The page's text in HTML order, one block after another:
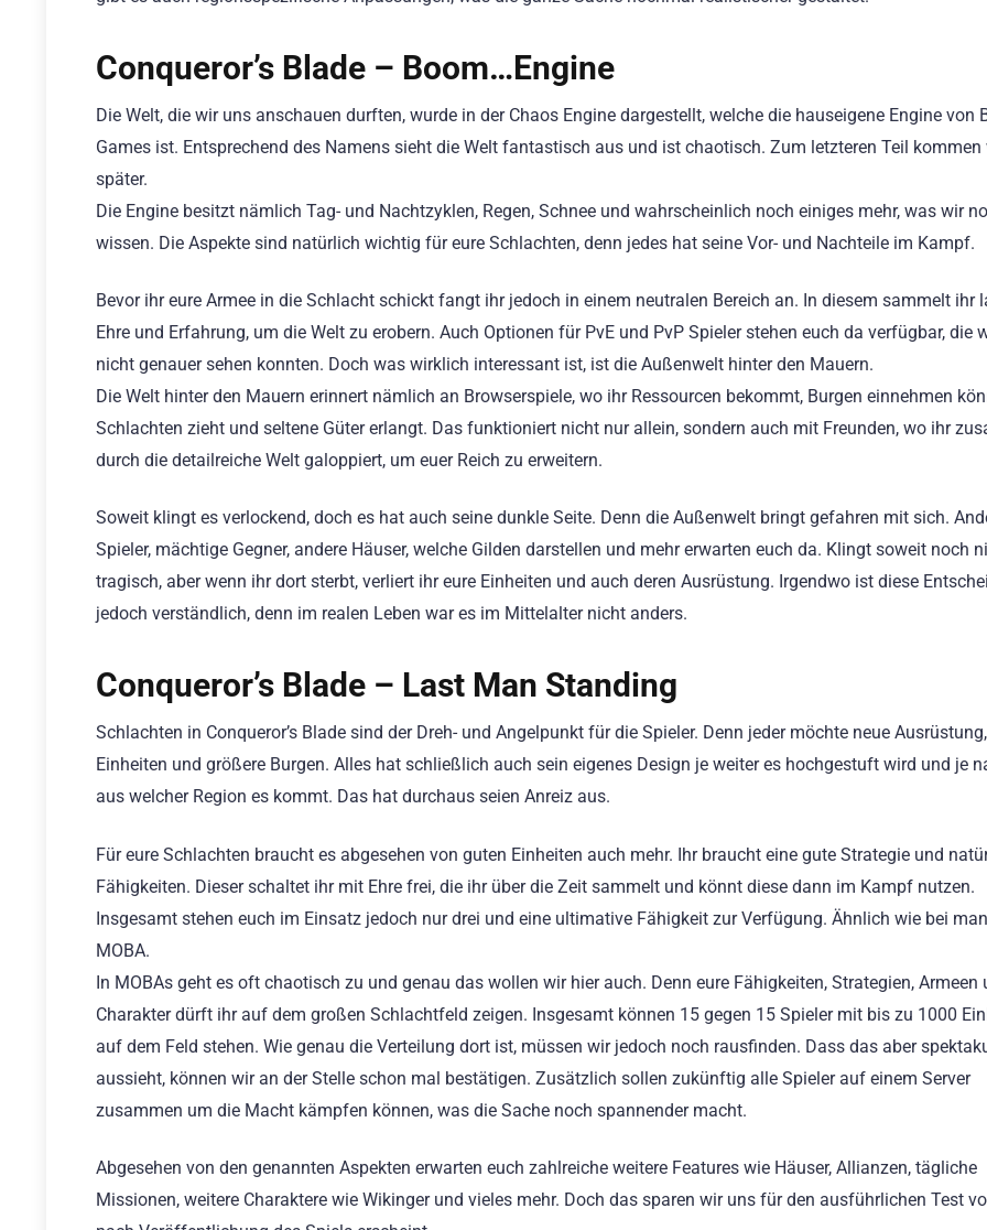
Conqueror’s Blade – Boom…Engine
Die Welt, die wir uns anschauen durften, wurde in der Chaos Engine dargestellt, welche die hauseigene Engine von
Games ist. Entsprechend des Namens sieht die Welt fantastisch aus und ist chaotisch. Zum letzteren Teil kommen
später.
Die Engine besitzt nämlich Tag- und Nachtzyklen, Regen, Schnee und wahrscheinlich noch einiges mehr, was wir
wissen. Die Aspekte sind natürlich wichtig für eure Schlachten, denn jedes hat seine Vor- und Nachteile im Kampf.
Bevor ihr eure Armee in die Schlacht schickt fangt ihr jedoch in einem neutralen Bereich an. In diesem sammelt ihr
Ehre und Erfahrung, um die Welt zu erobern. Auch Optionen für PvE und PvP Spieler stehen euch da verfügbar, die
nicht genauer sehen konnten. Doch was wirklich interessant ist, ist die Außenwelt hinter den Mauern.
Die Welt hinter den Mauern erinnert nämlich an Browserspiele, wo ihr Ressourcen bekommt, Burgen einnehmen
Schlachten zieht und seltene Güter erlangt. Das funktioniert nicht nur allein, sondern auch mit Freunden, wo ihr
durch die detailreiche Welt galoppiert, um euer Reich zu erweitern.
Soweit klingt es verlockend, doch es hat auch seine dunkle Seite. Denn die Außenwelt bringt gefahren mit sich.
Spieler, mächtige Gegner, andere Häuser, welche Gilden darstellen und mehr erwarten euch da. Klingt soweit noch
tragisch, aber wenn ihr dort sterbt, verliert ihr eure Einheiten und auch deren Ausrüstung. Irgendwo ist diese
jedoch verständlich, denn im realen Leben war es im Mittelalter nicht anders.
Conqueror’s Blade – Last Man Standing
Schlachten in Conqueror’s Blade sind der Dreh- und Angelpunkt für die Spieler. Denn jeder möchte neue
Einheiten und größere Burgen. Alles hat schließlich auch sein eigenes Design je weiter es hochgestuft wird und je
aus welcher Region es kommt. Das hat durchaus seien Anreiz aus.
Für eure Schlachten braucht es abgesehen von guten Einheiten auch mehr. Ihr braucht eine gute Strategie und
Fähigkeiten. Dieser schaltet ihr mit Ehre frei, die ihr über die Zeit sammelt und könnt diese dann im Kampf nutzen.
Insgesamt stehen euch im Einsatz jedoch nur drei und eine ultimative Fähigkeit zur Verfügung. Ähnlich wie bei
MOBA.
In MOBAs geht es oft chaotisch zu und genau das wollen wir hier auch. Denn eure Fähigkeiten, Strategien, Armeen
Charakter dürft ihr auf dem großen Schlachtfeld zeigen. Insgesamt können 15 gegen 15 Spieler mit bis zu 1000
auf dem Feld stehen. Wie genau die Verteilung dort ist, müssen wir jedoch noch rausfinden. Dass das aber
aussieht, können wir an der Stelle schon mal bestätigen. Zusätzlich sollen zukünftig alle Spieler auf einem Server
zusammen um die Macht kämpfen können, was die Sache noch spannender macht.
Abgesehen von den genannten Aspekten erwarten euch zahlreiche weitere Features wie Häuser, Allianzen, tägliche
Missionen, weitere Charaktere wie Wikinger und vieles mehr. Doch das sparen wir uns für den ausführlichen Test